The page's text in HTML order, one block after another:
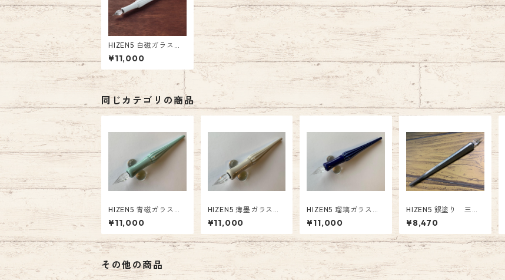
HIZEN5 白磁ガラスペ
ン（文翔窯) HI-001
有田焼磁器ガラスペン
¥11,000
同じカテゴリの商品
HIZEN5 青磁ガラスペ
ン（文翔窯) HI-003
有田焼磁器ガラスペン
¥11,000
HIZEN5 薄墨ガラスペ
ン（文翔窯) HI-004
有田焼磁器ガラスペン
¥11,000
HIZEN5 瑠璃ガラスペ
ン（文翔窯) HI-002
有田焼磁器ガラスペン
¥11,000
HIZEN5 銀塗り 三角
ガラスペン（陶悦窯)
HI-012
¥8,470
その他の商品